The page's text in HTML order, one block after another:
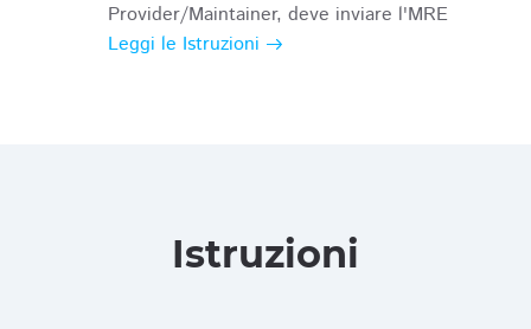
Provider/Maintainer, deve inviare l'MRE
Leggi le Istruzioni
Istruzioni